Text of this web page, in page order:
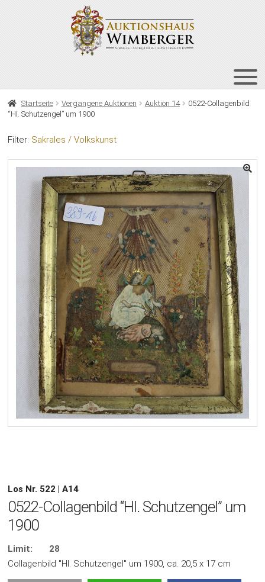
HOME
VERGANGENE AUKTIONEN
ÜBER UNS
KONTAKT
NEWSLETTER
Startseite Vergangene Auktionen Auktion 14
0522-Collagenbild
“Hl. Schutzengel” um 1900
Filter: Sakrales / Volkskunst
Los Nr. 522 | A14
0522-Collagenbild “Hl. Schutzengel” um
1900
Limit:
28
Collagenbild "Hl. Schutzengel" um 1900, ca. 20,5 x 17 cm